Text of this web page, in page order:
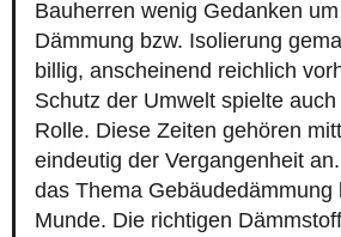
Bauherren wenig Gedanken
Dämmung bzw. Isolierung
billig, anscheinend reichlich
Schutz der Umwelt spielte
Rolle. Diese Zeiten gehören
eindeutig der Vergangenheit
das Thema Gebäudedämmung
Munde. Die richtigen